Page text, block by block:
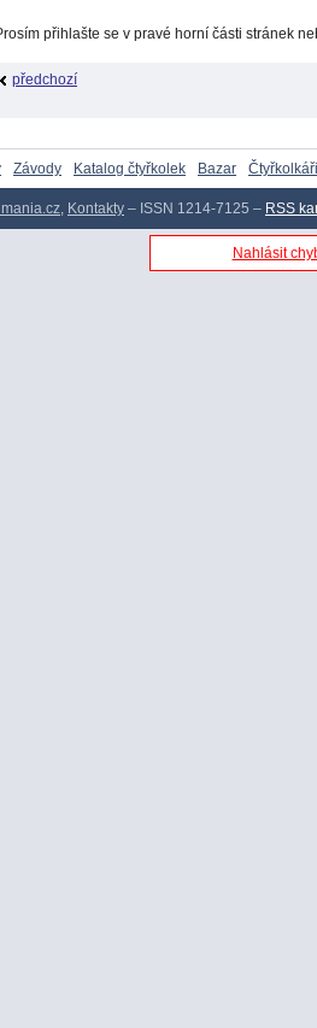
přihlašte se v pravé horní části stránek
předchozí
Závody Katalog čtyřkolek Bazar Čtyřkolkáři
, Kontakty – ISSN 1214-7125 – RSS
Nahlásit